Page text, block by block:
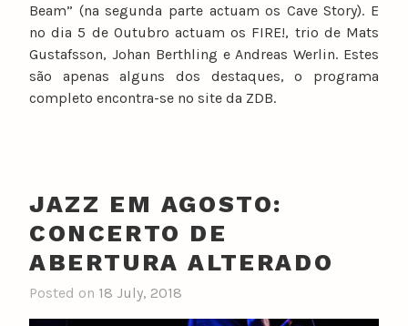
Beam” (na segunda parte actuam os Cave Story). E
no dia 5 de Outubro actuam os FIRE!, trio de Mats
Gustafsson, Johan Berthling e Andreas Werlin. Estes
são apenas alguns dos destaques, o programa
completo encontra-se no site da ZDB.
JAZZ EM AGOSTO:
CONCERTO DE
ABERTURA ALTERADO
Posted on 18 July, 2018